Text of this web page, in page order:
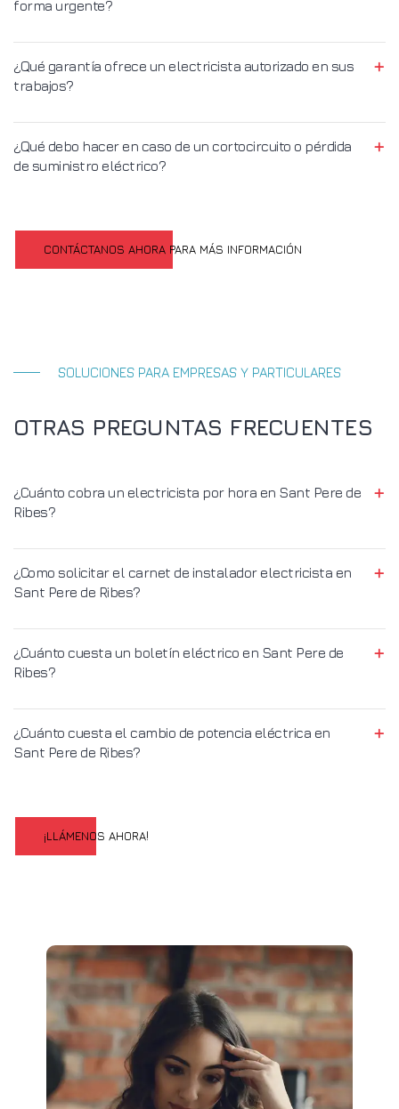
forma urgente?
¿Qué garantía ofrece un electricista autorizado en sus
trabajos?
¿Qué debo hacer en caso de un cortocircuito o pérdida
de suministro eléctrico?
CONTÁCTANOS AHORA PARA MÁS INFORMACIÓN
SOLUCIONES PARA EMPRESAS Y PARTICULARES
OTRAS PREGUNTAS FRECUENTES
¿Cuánto cobra un electricista por hora en Sant Pere de
Ribes?
¿Como solicitar el carnet de instalador electricista en
Sant Pere de Ribes?
¿Cuánto cuesta un boletín eléctrico en Sant Pere de
Ribes?
¿Cuánto cuesta el cambio de potencia eléctrica en
Sant Pere de Ribes?
¡LLÁMENOS AHORA!